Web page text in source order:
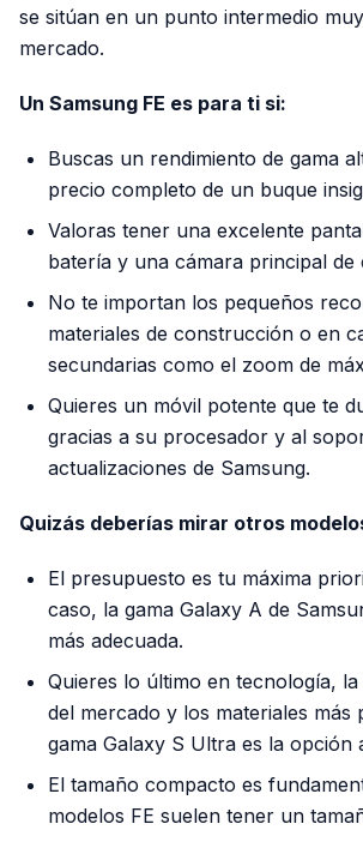
se sitúan en un punto intermedio
mercado.
Un Samsung FE es para ti si:
Buscas un rendimiento de gama
precio completo de un buque
Valoras tener una excelente
batería y una cámara principal de
No te importan los pequeños
materiales de construcción o en
secundarias como el zoom de
Quieres un móvil potente que te
gracias a su procesador y al
actualizaciones de Samsung.
Quizás deberías mirar otros
El presupuesto es tu máxima
caso, la gama Galaxy A de
más adecuada.
Quieres lo último en tecnología,
del mercado y los materiales más
gama Galaxy S Ultra es la opción
El tamaño compacto es
modelos FE suelen tener un